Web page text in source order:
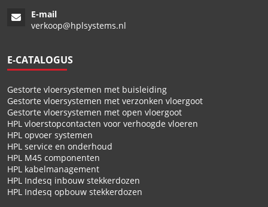
E-mail
verkoop@hplsystems.nl
E-CATALOGUS
Gestorte vloersystemen met buisleiding
Gestorte vloersystemen met verzonken vloergoot
Gestorte vloersystemen met open vloergoot
HPL vloerstopcontacten voor verhoogde vloeren
HPL opvoer systemen
HPL service en onderhoud
HPL M45 componenten
HPL kabelmanagement
HPL Indesq inbouw stekkerdozen
HPL Indesq opbouw stekkerdozen